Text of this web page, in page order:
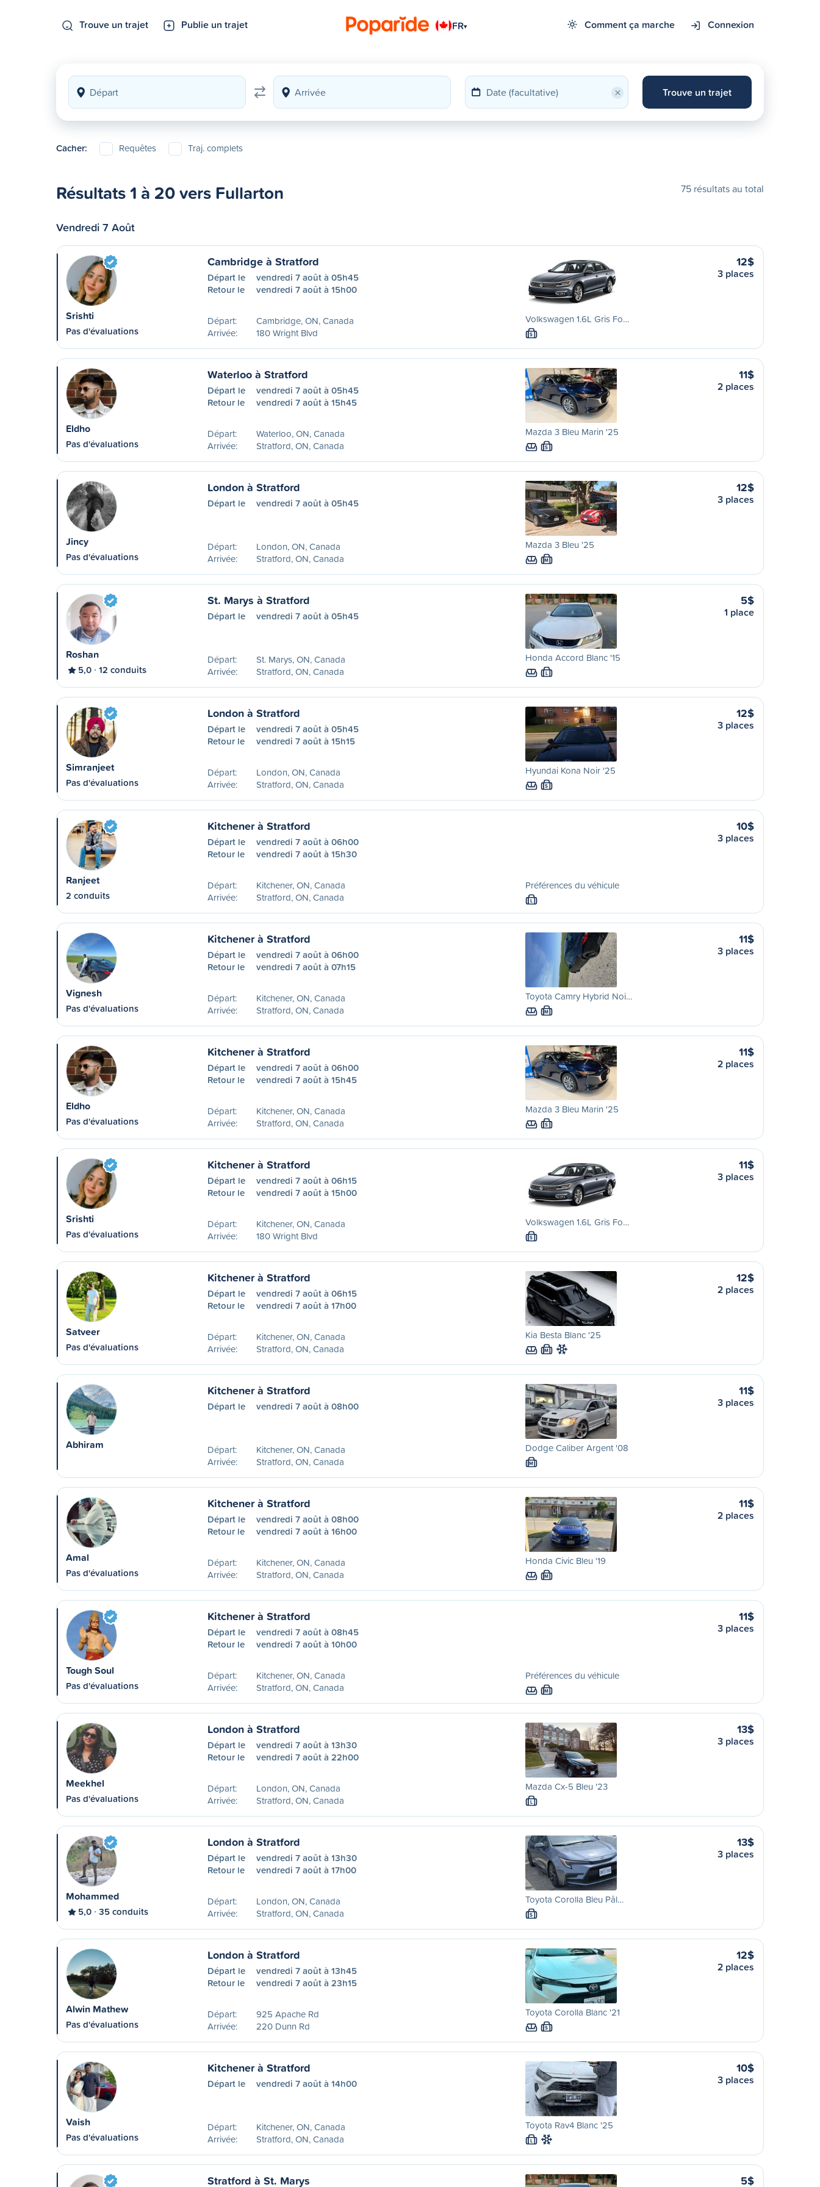
Trouve un trajet Publie un trajet FR▾ Comment ça marche Connexion
× Trouve un trajet
Cacher: Requêtes Traj. complets
Résultats 1 à 20 vers Fullarton 75 résultats au total
Vendredi 7 Août
Srishti
Pas d'évaluations
Cambridge à Stratford
Départ le
vendredi 7 août à 05h45
Retour le
vendredi 7 août à 15h00
Départ:
Cambridge, ON, Canada
Arrivée:
180 Wright Blvd
Volkswagen 1.6L Gris Fo…
S
12$
3 places
Eldho
Pas d'évaluations
Waterloo à Stratford
Départ le
vendredi 7 août à 05h45
Retour le
vendredi 7 août à 15h45
Départ:
Waterloo, ON, Canada
Arrivée:
Stratford, ON, Canada
Mazda 3 Bleu Marin '25
S
11$
2 places
Jincy
Pas d'évaluations
London à Stratford
Départ le vendredi 7 août à 05h45
Départ:
London, ON, Canada
Arrivée:
Stratford, ON, Canada
Mazda 3 Bleu '25
M
12$
3 places
Roshan
5,0 12 conduits
St. Marys à Stratford
Départ le vendredi 7 août à 05h45
Départ:
St. Marys, ON, Canada
Arrivée:
Stratford, ON, Canada
Honda Accord Blanc '15
L
5$
1 place
Simranjeet
Pas d'évaluations
London à Stratford
Départ le
vendredi 7 août à 05h45
Retour le
vendredi 7 août à 15h15
Départ:
London, ON, Canada
Arrivée:
Stratford, ON, Canada
Hyundai Kona Noir '25
S
12$
3 places
Ranjeet
2 conduits
Kitchener à Stratford
Départ le
vendredi 7 août à 06h00
Retour le
vendredi 7 août à 15h30
Départ:
Kitchener, ON, Canada
Arrivée:
Stratford, ON, Canada
Préférences du véhicule
L
10$
3 places
Vignesh
Pas d'évaluations
Kitchener à Stratford
Départ le
vendredi 7 août à 06h00
Retour le
vendredi 7 août à 07h15
Départ:
Kitchener, ON, Canada
Arrivée:
Stratford, ON, Canada
Toyota Camry Hybrid Noi…
M
11$
3 places
Eldho
Pas d'évaluations
Kitchener à Stratford
Départ le
vendredi 7 août à 06h00
Retour le
vendredi 7 août à 15h45
Départ:
Kitchener, ON, Canada
Arrivée:
Stratford, ON, Canada
Mazda 3 Bleu Marin '25
S
11$
2 places
Srishti
Pas d'évaluations
Kitchener à Stratford
Départ le
vendredi 7 août à 06h15
Retour le
vendredi 7 août à 15h00
Départ:
Kitchener, ON, Canada
Arrivée:
180 Wright Blvd
Volkswagen 1.6L Gris Fo…
S
11$
3 places
Satveer
Pas d'évaluations
Kitchener à Stratford
Départ le
vendredi 7 août à 06h15
Retour le
vendredi 7 août à 17h00
Départ:
Kitchener, ON, Canada
Arrivée:
Stratford, ON, Canada
Kia Besta Blanc '25
M
12$
2 places
Abhiram
Kitchener à Stratford
Départ le vendredi 7 août à 08h00
Départ:
Kitchener, ON, Canada
Arrivée:
Stratford, ON, Canada
Dodge Caliber Argent '08
M
11$
3 places
Amal
Pas d'évaluations
Kitchener à Stratford
Départ le
vendredi 7 août à 08h00
Retour le
vendredi 7 août à 16h00
Départ:
Kitchener, ON, Canada
Arrivée:
Stratford, ON, Canada
Honda Civic Bleu '19
M
11$
2 places
Tough Soul
Pas d'évaluations
Kitchener à Stratford
Départ le
vendredi 7 août à 08h45
Retour le
vendredi 7 août à 10h00
Départ:
Kitchener, ON, Canada
Arrivée:
Stratford, ON, Canada
Préférences du véhicule
M
11$
3 places
Meekhel
Pas d'évaluations
London à Stratford
Départ le
vendredi 7 août à 13h30
Retour le
vendredi 7 août à 22h00
Départ:
London, ON, Canada
Arrivée:
Stratford, ON, Canada
Mazda Cx-5 Bleu '23
L
13$
3 places
Mohammed
5,0 35 conduits
London à Stratford
Départ le
vendredi 7 août à 13h30
Retour le
vendredi 7 août à 17h00
Départ:
London, ON, Canada
Arrivée:
Stratford, ON, Canada
Toyota Corolla Bleu Pâl…
S
13$
3 places
Alwin Mathew
Pas d'évaluations
London à Stratford
Départ le
vendredi 7 août à 13h45
Retour le
vendredi 7 août à 23h15
Départ:
925 Apache Rd
Arrivée:
220 Dunn Rd
Toyota Corolla Blanc '21
S
12$
2 places
Vaish
Pas d'évaluations
Kitchener à Stratford
Départ le vendredi 7 août à 14h00
Départ:
Kitchener, ON, Canada
Arrivée:
Stratford, ON, Canada
Toyota Rav4 Blanc '25
L
10$
3 places
Stratford à St. Marys 5$